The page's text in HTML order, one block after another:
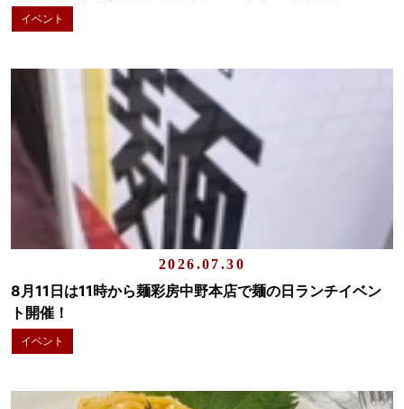
イベント
2026.07.30
8月11日は11時から麺彩房中野本店で麺の日ランチイベン
ト開催！
イベント